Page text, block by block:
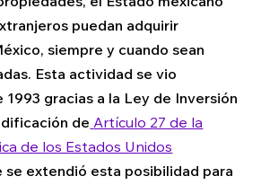
puedan adquirir
siempre y cuando sean
Esta actividad se vio
gracias a la Ley de Inversión
de Artículo 27 de la
de los Estados Unidos
se extendió esta posibilidad para